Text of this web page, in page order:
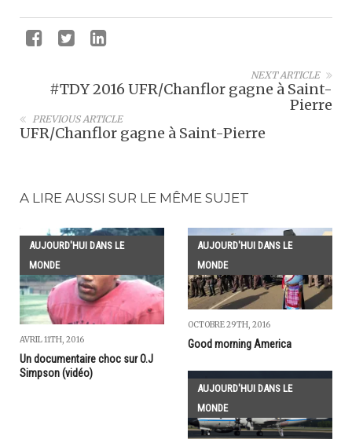
NEXT ARTICLE
#TDY 2016 UFR/Chanflor gagne à Saint-
Pierre
PREVIOUS ARTICLE
UFR/Chanflor gagne à Saint-Pierre
A LIRE AUSSI SUR LE MÊME SUJET
AUJOURD'HUI DANS LE
MONDE
AVRIL 11TH, 2016
Un documentaire choc sur O.J
Simpson (vidéo)
AUJOURD'HUI DANS LE
MONDE
OCTOBRE 29TH, 2016
Good morning America
AUJOURD'HUI DANS LE
MONDE